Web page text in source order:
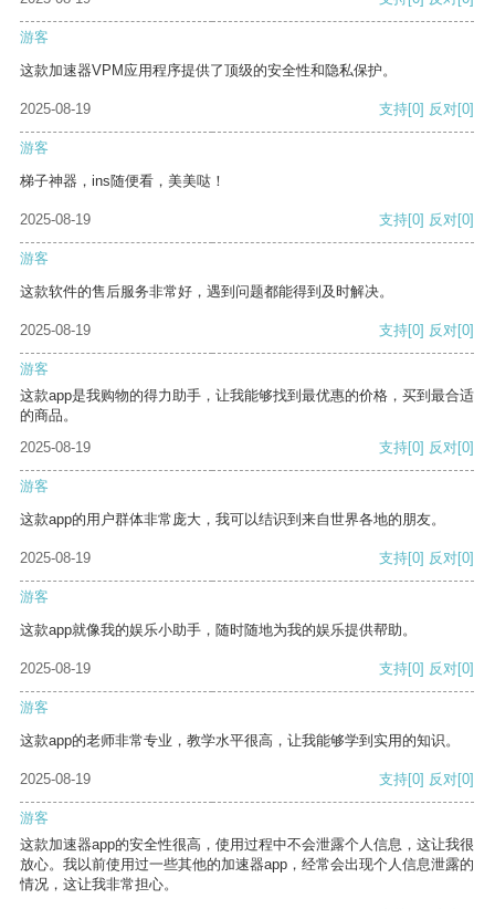
游客
这款加速器VPM应用程序提供了顶级的安全性和隐私保护。
2025-08-19 支持[0] 反对[0]
游客
梯子神器，ins随便看，美美哒！
2025-08-19 支持[0] 反对[0]
游客
这款软件的售后服务非常好，遇到问题都能得到及时解决。
2025-08-19 支持[0] 反对[0]
游客
这款app是我购物的得力助手，让我能够找到最优惠的价格，买到最合适
的商品。
2025-08-19
支持[0] 反对[0]
游客
这款app的用户群体非常庞大，我可以结识到来自世界各地的朋友。
2025-08-19 支持[0] 反对[0]
游客
这款app就像我的娱乐小助手，随时随地为我的娱乐提供帮助。
2025-08-19 支持[0] 反对[0]
游客
这款app的老师非常专业，教学水平很高，让我能够学到实用的知识。
2025-08-19 支持[0] 反对[0]
游客
这款加速器app的安全性很高，使用过程中不会泄露个人信息，这让我很
放心。我以前使用过一些其他的加速器app，经常会出现个人信息泄露的
情况，这让我非常担心。